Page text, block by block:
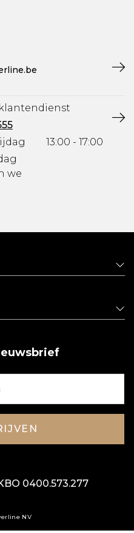
we
13:00 - 17:00
0400.573.277
NV